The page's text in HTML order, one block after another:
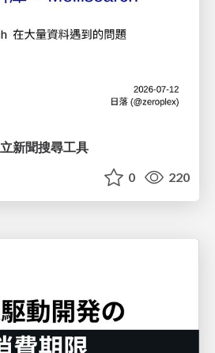
新聞搜尋工具
0 220